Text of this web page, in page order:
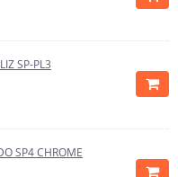
SP-PL3
SP4 CHROME